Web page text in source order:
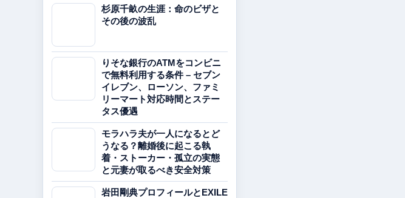
杉原千畝の生涯：命のビザと
その後の波乱
りそな銀行のATMをコンビニ
で無料利用する条件 – セブン
イレブン、ローソン、ファミ
リーマート対応時間とステー
タス優遇
モラハラ夫が一人になるとど
うなる？離婚後に起こる執
着・ストーカー・孤立の実態
と元妻が取るべき安全対策
岩田剛典プロフィールとEXILE